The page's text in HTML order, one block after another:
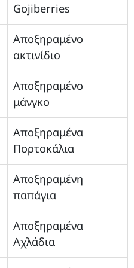
Gojiberries
Αποξηραμένο
ακτινίδιο
Αποξηραμένο
μάνγκο
Αποξηραμένα
Πορτοκάλια
Αποξηραμένη
παπάγια
Αποξηραμένα
Αχλάδια